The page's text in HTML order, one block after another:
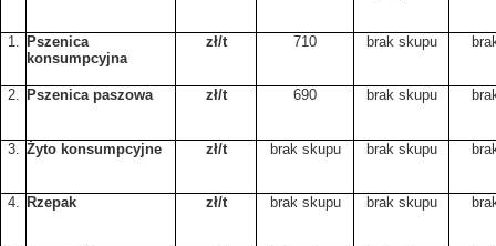
1. Pszenica
konsumpcyjna
zł/t 710 brak skupu
2. Pszenica paszowa zł/t 690 brak skupu
3. Żyto konsumpcyjne zł/t brak skupu brak skupu
4. Rzepak zł/t brak skupu brak skupu